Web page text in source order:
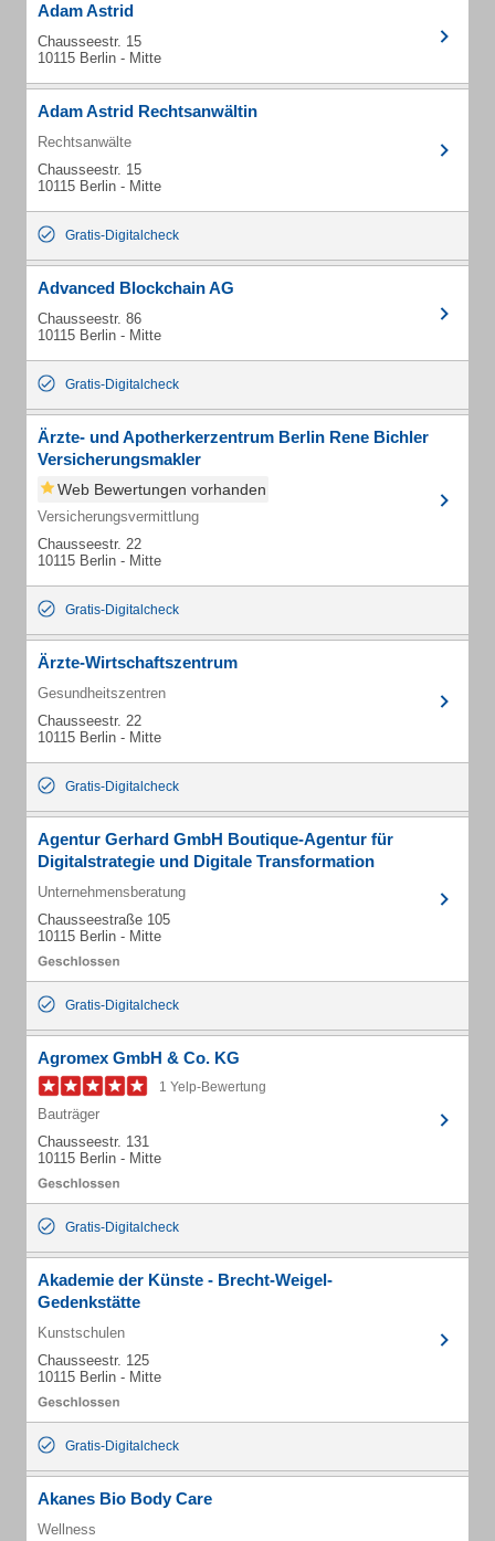
Adam Astrid
Chausseestr. 15
10115 Berlin - Mitte
Adam Astrid Rechtsanwältin
Rechtsanwälte
Chausseestr. 15
10115 Berlin - Mitte
Gratis-Digitalcheck
Advanced Blockchain AG
Chausseestr. 86
10115 Berlin - Mitte
Gratis-Digitalcheck
Ärzte- und Apotherkerzentrum Berlin Rene Bichler
Versicherungsmakler
Web Bewertungen vorhanden
Versicherungsvermittlung
Chausseestr. 22
10115 Berlin - Mitte
Gratis-Digitalcheck
Ärzte-Wirtschaftszentrum
Gesundheitszentren
Chausseestr. 22
10115 Berlin - Mitte
Gratis-Digitalcheck
Agentur Gerhard GmbH Boutique-Agentur für
Digitalstrategie und Digitale Transformation
Unternehmensberatung
Chausseestraße 105
10115 Berlin - Mitte
Gratis-Digitalcheck
Agromex GmbH & Co. KG
1 Yelp-Bewertung
Bauträger
Chausseestr. 131
10115 Berlin - Mitte
Gratis-Digitalcheck
Akademie der Künste - Brecht-Weigel-
Gedenkstätte
Kunstschulen
Chausseestr. 125
10115 Berlin - Mitte
Gratis-Digitalcheck
Akanes Bio Body Care
Wellness